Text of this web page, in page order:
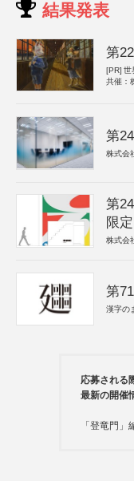
結果発表
第
[PR] 世
共催：
第
株式会
第
限定
株式会
第
漢字の
応募される
最新の開催
「登竜門」